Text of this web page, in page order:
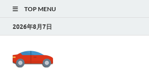
TOP MENU
2026年8月7日